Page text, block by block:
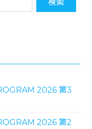
2026 第3
2026 第2